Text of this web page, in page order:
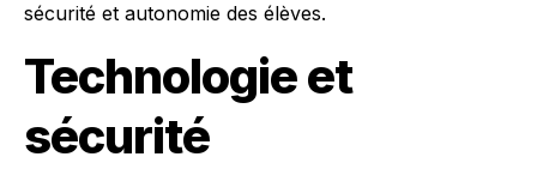
sécurité et autonomie des élèves.
Technologie et
sécurité